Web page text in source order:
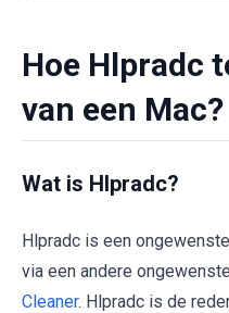
Hoe Hlpradc
van een Mac?
Wat is Hlpradc?
Hlpradc is een
via een andere
Cleaner. Hlpradc is de